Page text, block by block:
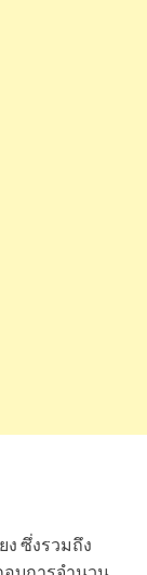
ง ซึ่งรวมถึง